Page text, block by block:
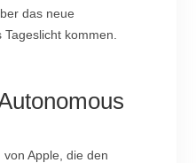
das neue
kommen.
Apple, die den